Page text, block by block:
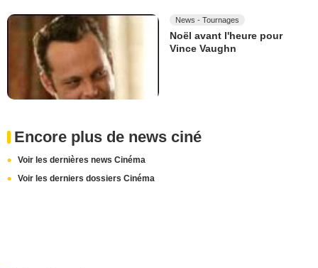
News - Tournages
Noël avant l'heure pour
Vince Vaughn
Encore plus de news ciné
Voir les dernières news Cinéma
Voir les derniers dossiers Cinéma